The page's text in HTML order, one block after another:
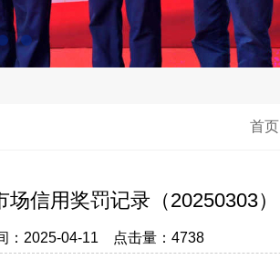
首页
信用奖罚记录（20250303）
2025-04-11 点击量： 4738